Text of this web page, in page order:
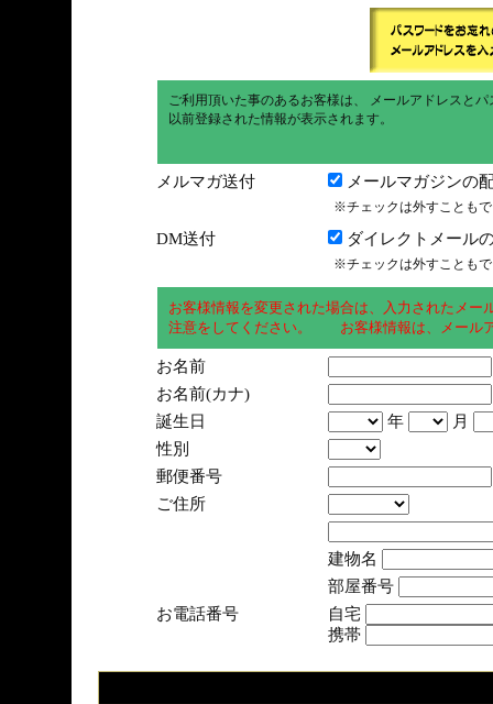
ご利用頂いた事のあるお客様は、 メールアドレスと
以前登録された情報が表示されます。
メルマガ送付 メールマガジンの
※チェックは外すことも
DM送付 ダイレクトメール
※チェックは外すことも
お客様情報を変更された場合は、入力されたメ
注意をしてください。 お客様情報は、メール
お名前
お名前(カナ)
誕生日
年
月
性別
郵便番号
ご住所
建物名
部屋番号
お電話番号
自宅
携帯